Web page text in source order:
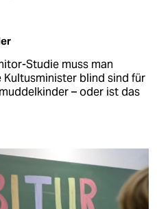
Studie muss man
Kultusminister blind sind für
– oder ist das